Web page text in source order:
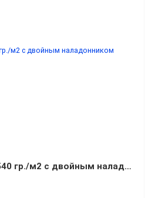
Рукавицы пл. 520-540 гр./м2 с двойным наладонником брезентовые